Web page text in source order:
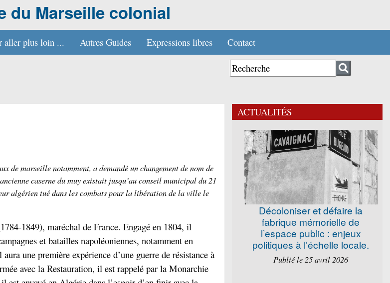
du Marseille colonial
aller plus loin ... Autres Guides Expressions libres Contact
de marseille notamment, a demandé un changement de nom de
caserne du muy existait jusqu’au conseil municipal du 21
algérien tué dans les combats pour la libération de la ville le
1849), maréchal de France. Engagé en 1804, il
et batailles napoléoniennes, notamment en
une première expérience d’une guerre de résistance à
avec la Restauration, il est rappelé par la Monarchie
ACTUALITÉS
Décoloniser et défaire la
fabrique mémorielle de
l’espace public : enjeux
politiques à l’échelle locale.
Publié le 25 avril 2026